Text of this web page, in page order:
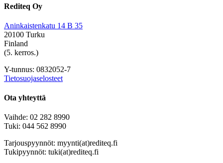
Rediteq Oy
Aninkaistenkatu 14 B 35
20100 Turku
Finland
(5. kerros.)
Y-tunnus: 0832052-7
Tietosuojaselosteet
Ota yhteyttä
Vaihde: 02 282 8990
Tuki: 044 562 8990
Tarjouspyynnöt: myynti(at)rediteq.fi
Tukipyynnöt: tuki(at)rediteq.fi